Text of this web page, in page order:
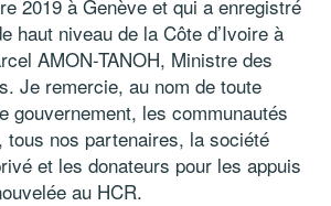
2019 à Genève et qui a enregistré
haut niveau de la Côte d’Ivoire à
AMON-TANOH, Ministre des
Je remercie, au nom de toute
gouvernement, les communautés
tous nos partenaires, la société
et les donateurs pour les appuis
au HCR.